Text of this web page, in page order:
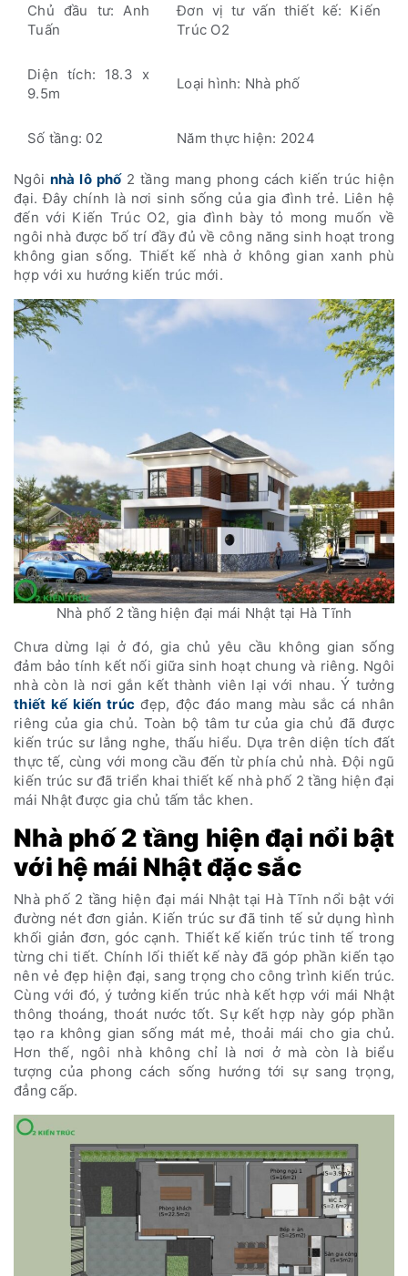
Chủ đầu tư: Anh
Tuấn
Đơn vị tư vấn thiết kế: Kiến
Trúc O2
Diện tích: 18.3 x
9.5m
Loại hình: Nhà phố
Số tầng: 02 Năm thực hiện: 2024
Ngôi nhà lô phố2 tầng mang phong cách kiến trúc hiện
đại. Đây chính là nơi sinh sống của gia đình trẻ. Liên hệ
đến với Kiến Trúc O2, gia đình bày tỏ mong muốn về
ngôi nhà được bố trí đầy đủ về công năng sinh hoạt trong
không gian sống. Thiết kế nhà ở không gian xanh phù
hợp với xu hướng kiến trúc mới.
Nhà phố 2 tầng hiện đại mái Nhật tại Hà Tĩnh
Chưa dừng lại ở đó, gia chủ yêu cầu không gian sống
đảm bảo tính kết nối giữa sinh hoạt chung và riêng. Ngôi
nhà còn là nơi gắn kết thành viên lại với nhau. Ý tưởng
thiết kế kiến trúc đẹp, độc đáo mang màu sắc cá nhân
riêng của gia chủ. Toàn bộ tâm tư của gia chủ đã được
kiến trúc sư lắng nghe, thấu hiểu. Dựa trên diện tích đất
thực tế, cùng với mong cầu đến từ phía chủ nhà. Đội ngũ
kiến trúc sư đã triển khai thiết kế nhà phố 2 tầng hiện đại
mái Nhật được gia chủ tấm tắc khen.
Nhà phố 2 tầng hiện đại nổi bật
với hệ mái Nhật đặc sắc
Nhà phố 2 tầng hiện đại mái Nhật tại Hà Tĩnh nổi bật với
đường nét đơn giản. Kiến trúc sư đã tinh tế sử dụng hình
khối giản đơn, góc cạnh. Thiết kế kiến trúc tinh tế trong
từng chi tiết. Chính lối thiết kế này đã góp phần kiến tạo
nên vẻ đẹp hiện đại, sang trọng cho công trình kiến trúc.
Cùng với đó, ý tưởng kiến trúc nhà kết hợp với mái Nhật
thông thoáng, thoát nước tốt. Sự kết hợp này góp phần
tạo ra không gian sống mát mẻ, thoải mái cho gia chủ.
Hơn thế, ngôi nhà không chỉ là nơi ở mà còn là biểu
tượng của phong cách sống hướng tới sự sang trọng,
đẳng cấp.